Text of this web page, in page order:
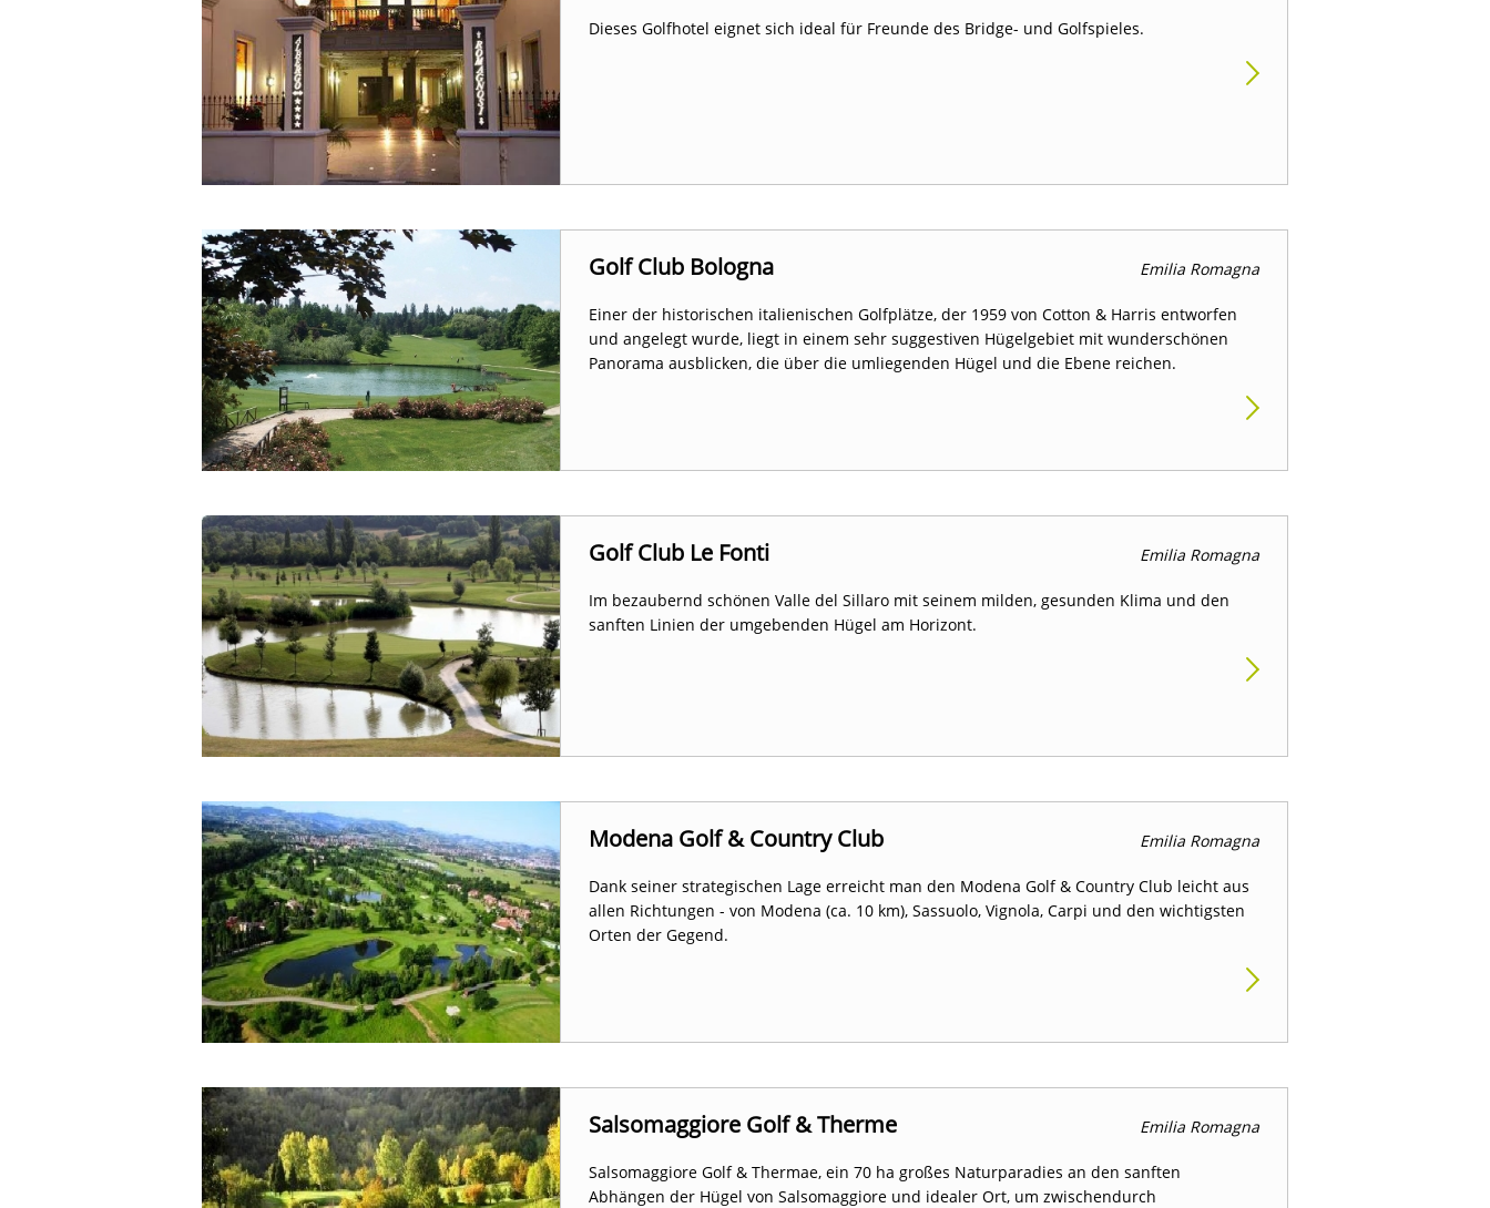
Dieses Golfhotel eignet sich ideal für Freunde des Bridge- und Golfspieles.
Emilia Romagna
Golf Club Bologna
Einer der historischen italienischen Golfplätze, der 1959 von Cotton & Harris entworfen
und angelegt wurde, liegt in einem sehr suggestiven Hügelgebiet mit wunderschönen
Panorama ausblicken, die über die umliegenden Hügel und die Ebene reichen.
Emilia Romagna
Golf Club Le Fonti
Im bezaubernd schönen Valle del Sillaro mit seinem milden, gesunden Klima und den
sanften Linien der umgebenden Hügel am Horizont.
Emilia Romagna
Modena Golf & Country Club
Dank seiner strategischen Lage erreicht man den Modena Golf & Country Club leicht aus
allen Richtungen - von Modena (ca. 10 km), Sassuolo, Vignola, Carpi und den wichtigsten
Orten der Gegend.
Emilia Romagna
Salsomaggiore Golf & Therme
Salsomaggiore Golf & Thermae, ein 70 ha großes Naturparadies an den sanften
Abhängen der Hügel von Salsomaggiore und idealer Ort, um zwischendurch